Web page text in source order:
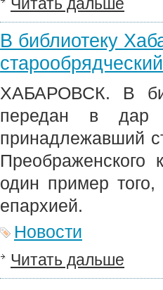
В библиотеку
ХАБАРОВСК. В
передан в дар
принадлежавший
один пример того,
епархией.
Новости
Читать дальше